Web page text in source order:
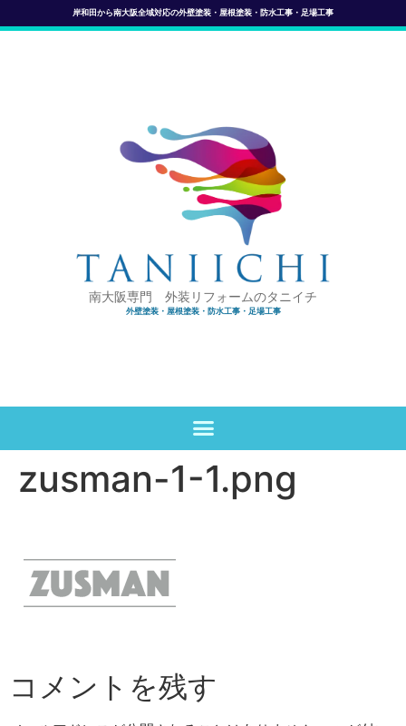
岸和田から南大阪全域対応の外壁塗装・屋根塗装・防水工事・足場工事
南大阪専門 外装リフォームのタニイチ
外壁塗装・屋根塗装・防水工事・足場工事
zusman-1-1.png
コメントを残す